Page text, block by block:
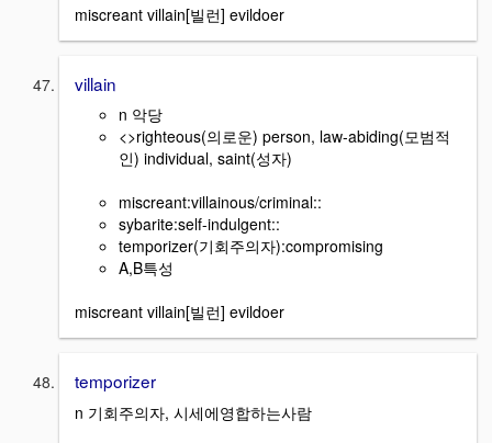
miscreant villain[빌런] evildoer
villain
n 악당
<>righteous(의로운) person, law-abiding(모범적
인) individual, saint(성자)
miscreant:villainous/criminal::
sybarite:self-indulgent::
temporizer(기회주의자):compromising
A,B특성
miscreant villain[빌런] evildoer
temporizer
n 기회주의자, 시세에영합하는사람